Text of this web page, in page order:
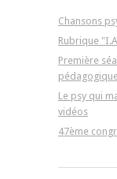
Chansons
Rubrique
Première
Le psy qui
vidéos
47ème